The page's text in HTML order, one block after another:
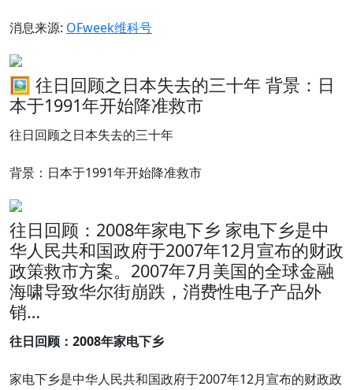
消息来源: OFweek维科号
🖼 往日回顾之日本失去的三十年 背景：日
本于1991年开始降准救市
往日回顾之日本失去的三十年
背景：日本于1991年开始降准救市
往日回顾：2008年家电下乡 家电下乡是中
华人民共和国政府于2007年12月宣布的财政
政策救市方案。2007年7月美国的全球金融
海啸导致华尔街崩跌，消费性电子产品外
销…
往日回顾：2008年家电下乡
家电下乡是中华人民共和国政府于2007年12月宣布的财政政